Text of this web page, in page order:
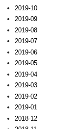
2019-10
2019-09
2019-08
2019-07
2019-06
2019-05
2019-04
2019-03
2019-02
2019-01
2018-12